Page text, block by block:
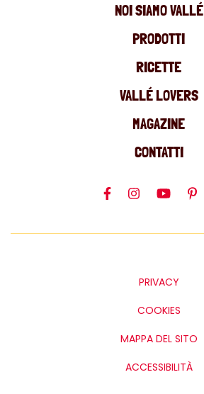
NOI SIAMO VALLÉ
PRODOTTI
RICETTE
VALLÉ LOVERS
MAGAZINE
CONTATTI
PRIVACY
COOKIES
MAPPA DEL SITO
ACCESSIBILITÀ